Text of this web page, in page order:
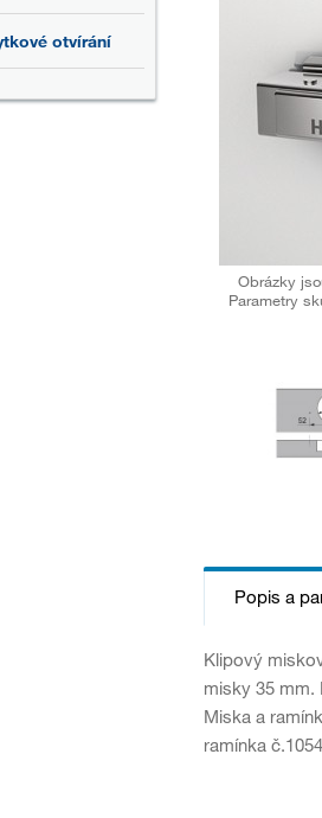
otvírání
Obrázky
Parametry
Popis a
Klipový
misky 35 mm.
Miska a
ramínka